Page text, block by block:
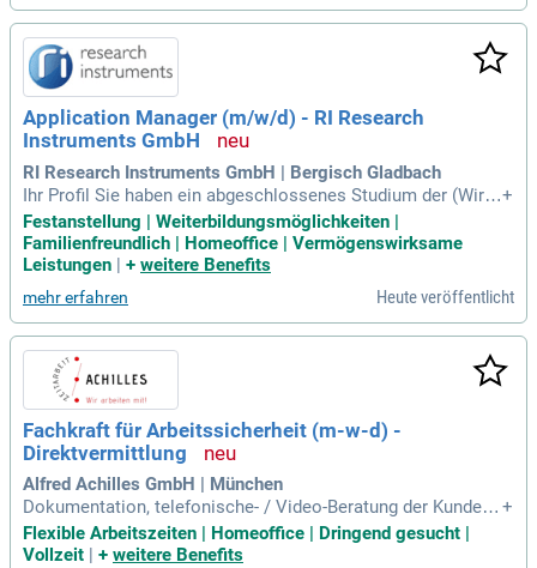
Laboruntersuchungen durch und bewerten physikalische Me
ssgrößen. Sie optimieren bestehende Produkte hinsichtlich
Funktion und Wirtschaftlichkeit und integrieren neue Kompo
nenten in bestehende Systeme. Enge Zusammenarbeit mit i
nternen Abteilungen und externen Partnern ist dabei unerläs
slich. Unterstützen Sie uns, Ihre Ideen in die Realität umzus
etzen und zur technischen Dokumentation beizutragen!
Application Manager (m/w/d) - RI Research
Instruments GmbH
RI Research Instruments GmbH | Bergisch Gladbach
Ihr Profil Sie haben ein abgeschlossenes Studium der (Wirts
chafts-) Informatik, eine Ausbildung als Fachinformatiker/in
für Anwendungsentwicklung oder Systemintegration bzw. ei
ne vergleichbare Qualifikation.
+
Festanstellung | Weiterbildungsmöglichkeiten |
Familienfreundlich | Homeoffice | Vermögenswirksame
Leistungen | + weitere Benefits
mehr erfahren Heute veröffentlicht
Fachkraft für Arbeitssicherheit (m-w-d) -
Direktvermittlung
Alfred Achilles GmbH | München
Dokumentation, telefonische- / Video-Beratung der Kunden
zu Fragen an einzelnen Arbeitsplätzen, für bestimmte Aufga
ben oder zur rechtlichen Situation; Außendiensttätigkeit zu
+
Flexible Arbeitszeiten | Homeoffice | Dringend gesucht |
Vollzeit | + weitere Benefits